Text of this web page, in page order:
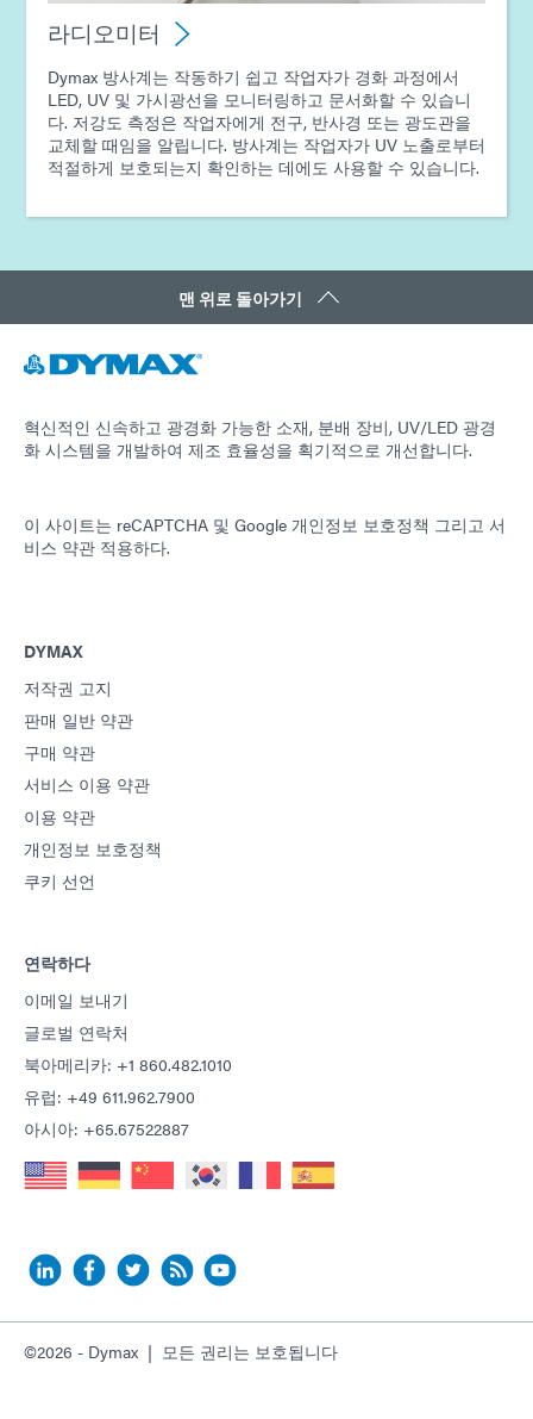
라디오미터
Dymax 방사계는 작동하기 쉽고 작업자가 경화 과정에서
LED, UV 및 가시광선을 모니터링하고 문서화할 수 있습니
다. 저강도 측정은 작업자에게 전구, 반사경 또는 광도관을
교체할 때임을 알립니다. 방사계는 작업자가 UV 노출로부터
적절하게 보호되는지 확인하는 데에도 사용할 수 있습니다.
맨 위로 돌아가기
혁신적인 신속하고 광경화 가능한 소재, 분배 장비, UV/LED 광경
화 시스템을 개발하여 제조 효율성을 획기적으로 개선합니다.
이 사이트는 reCAPTCHA 및 Google 개인정보 보호정책 그리고 서
비스 약관 적용하다.
DYMAX
저작권 고지
판매 일반 약관
구매 약관
서비스 이용 약관
이용 약관
개인정보 보호정책
쿠키 선언
연락하다
이메일 보내기
글로벌 연락처
북아메리카: +1 860.482.1010
유럽: +49 611.962.7900
아시아: +65.67522887
©2026 - Dymax | 모든 권리는 보호됩니다